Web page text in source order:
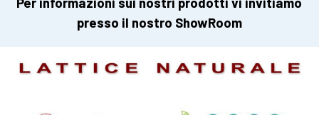
presso il nostro ShowRoom